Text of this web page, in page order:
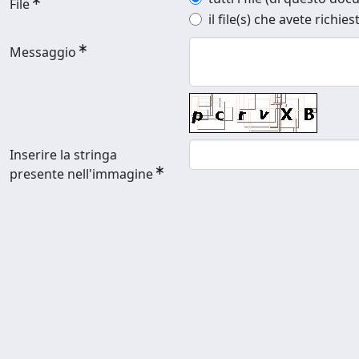
File
il file(s) che avete
Messaggio
Inserire la stringa
presente nell'immagine